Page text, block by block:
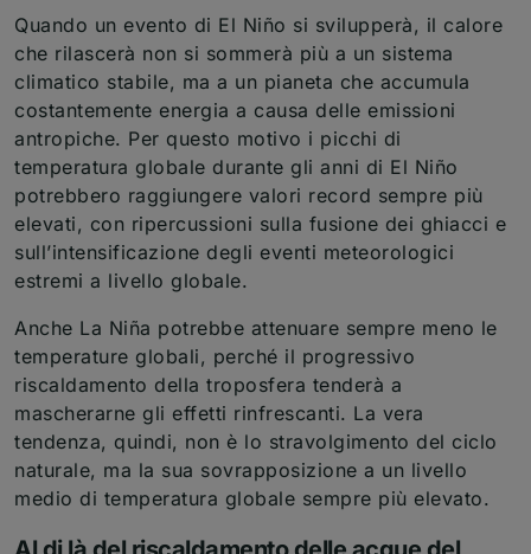
Quando un evento di El Niño si svilupperà, il calore
che rilascerà non si sommerà più a un sistema
climatico stabile, ma a un pianeta che accumula
costantemente energia a causa delle emissioni
antropiche. Per questo motivo i picchi di
temperatura globale durante gli anni di El Niño
potrebbero raggiungere valori record sempre più
elevati, con ripercussioni sulla fusione dei ghiacci e
sull’intensificazione degli eventi meteorologici
estremi a livello globale.
Anche La Niña potrebbe attenuare sempre meno le
temperature globali, perché il progressivo
riscaldamento della troposfera tenderà a
mascherarne gli effetti rinfrescanti. La vera
tendenza, quindi, non è lo stravolgimento del ciclo
naturale, ma la sua sovrapposizione a un livello
medio di temperatura globale sempre più elevato.